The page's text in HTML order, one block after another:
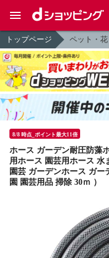
トップページ ペット・
8/8 時点_ポイント最大11倍
ホース ガーデン耐圧防藻
用ホース 園芸用ホース 水
園芸 ガーデンホース ガ
園 園芸用品 掃除 30ｍ ）